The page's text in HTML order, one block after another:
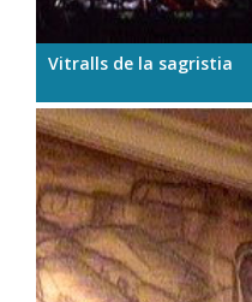
Vitralls de la sagristia